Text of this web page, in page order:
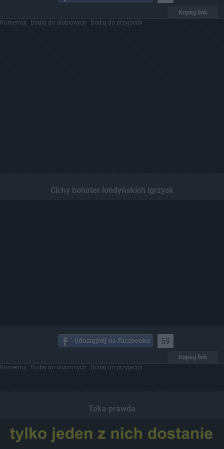
Kopiuj link
Komentuj Dodaj do ulubionych Dodaj do przyjaciół
Cichy bohater londyńskich igrzysk
59
Kopiuj link
Komentuj Dodaj do ulubionych Dodaj do przyjaciół
Taka prawda